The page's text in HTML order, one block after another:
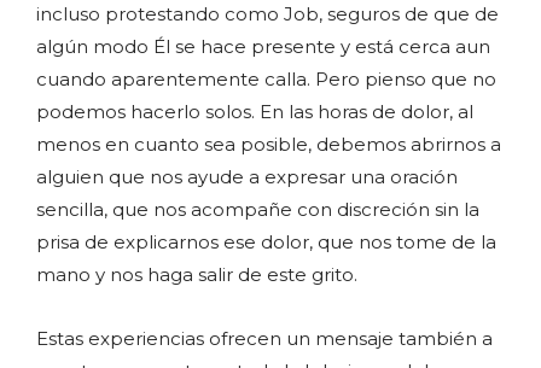
incluso protestando como Job, seguros de que de
algún modo Él se hace presente y está cerca aun
cuando aparentemente calla. Pero pienso que no
podemos hacerlo solos. En las horas de dolor, al
menos en cuanto sea posible, debemos abrirnos a
alguien que nos ayude a expresar una oración
sencilla, que nos acompañe con discreción sin la
prisa de explicarnos ese dolor, que nos tome de la
mano y nos haga salir de este grito.
Estas experiencias ofrecen un mensaje también a